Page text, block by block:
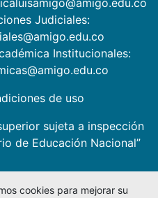
Judiciales:
Institucionales:
de uso
sujeta a inspección
de Educación Nacional”
cookies para mejorar su